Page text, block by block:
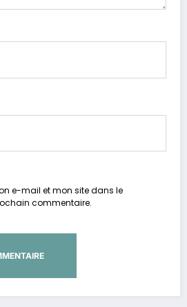
e-mail et mon site dans le
commentaire.